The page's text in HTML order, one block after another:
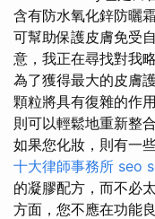
含有防水氧化鋅防曬
可幫助保護皮膚免受
意，我正在尋找對我
為了獲得最大的皮膚
顆粒將具有復雜的作
則可以輕鬆地重新整
如果您化妝，則有一
十大律師事務所 seo
的凝膠配方，而不必
方面，您不應在功能